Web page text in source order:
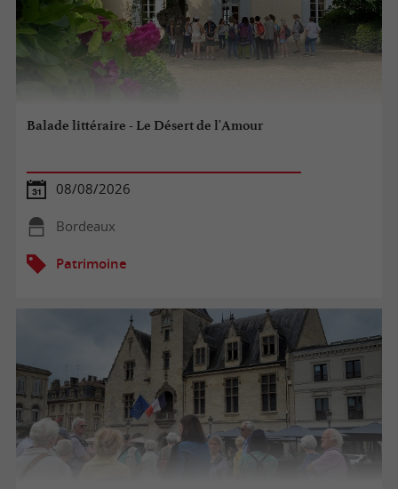
Balade littéraire - Le Désert de l'Amour
08/08/2026
Bordeaux
Patrimoine